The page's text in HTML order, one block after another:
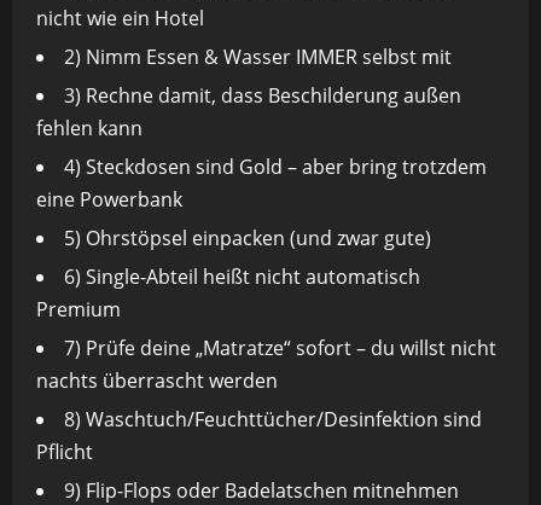
nicht wie ein Hotel
2) Nimm Essen & Wasser IMMER selbst mit
3) Rechne damit, dass Beschilderung außen
fehlen kann
4) Steckdosen sind Gold – aber bring trotzdem
eine Powerbank
5) Ohrstöpsel einpacken (und zwar gute)
6) Single-Abteil heißt nicht automatisch
Premium
7) Prüfe deine „Matratze“ sofort – du willst nicht
nachts überrascht werden
8) Waschtuch/Feuchttücher/Desinfektion sind
Pflicht
9) Flip-Flops oder Badelatschen mitnehmen